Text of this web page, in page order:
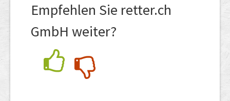
Empfehlen Sie retter.ch
GmbH weiter?